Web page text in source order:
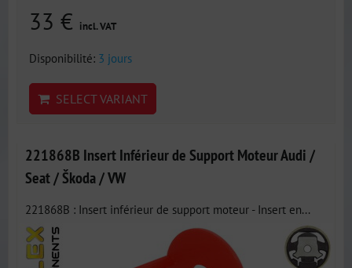
33 € incl. VAT
Disponibilité: 3 jours
SELECT VARIANT
221868B Insert Inférieur de Support Moteur Audi /
Seat / Škoda / VW
221868B : Insert inférieur de support moteur - Insert en...